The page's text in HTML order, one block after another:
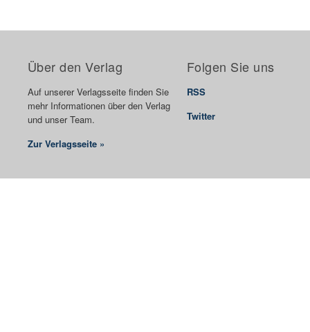
Über den Verlag
Auf unserer Verlagsseite finden Sie
mehr Informationen über den Verlag
und unser Team.
Zur Verlagsseite »
Folgen Sie uns
RSS
Twitter